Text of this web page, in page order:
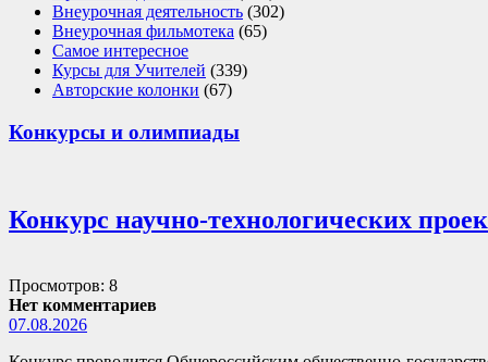
Внеурочная деятельность (302)
Внеурочная фильмотека (65)
Самое интересное
Курсы для Учителей (339)
Авторские колонки (67)
Конкурсы и олимпиады
Конкурс научно-технологических
Просмотров: 8
Нет комментариев
07.08.2026